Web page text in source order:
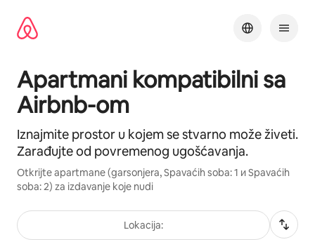
sadržaj
Apartmani kompatibilni sa
Airbnb-om
Iznajmite prostor u kojem se stvarno može živeti.
Zarađujte od povremenog ugošćavanja.
Otkrijte apartmane (garsonjera, Spavaćih soba: 1 и Spavaćih
soba: 2) za izdavanje koje nudi
Lokacija: